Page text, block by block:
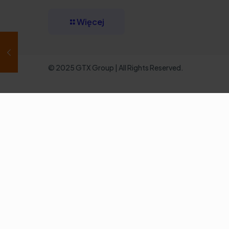
Więcej
© 2025 GTX Group | All Rights Reserved.